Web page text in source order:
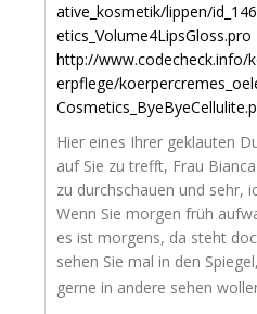
ative_kosmetik/lippen/
etics_Volume4LipsGloss.pro
http://www.codecheck.info/
erpflege/
Hier eines Ihrer geklau­ten
auf Sie zu trefft, Frau
zu durch­schau­en und sehr,
Wenn Sie mor­gen früh
es ist mor­gens, da steht
sehen Sie mal in den
ger­ne in ande­re sehen